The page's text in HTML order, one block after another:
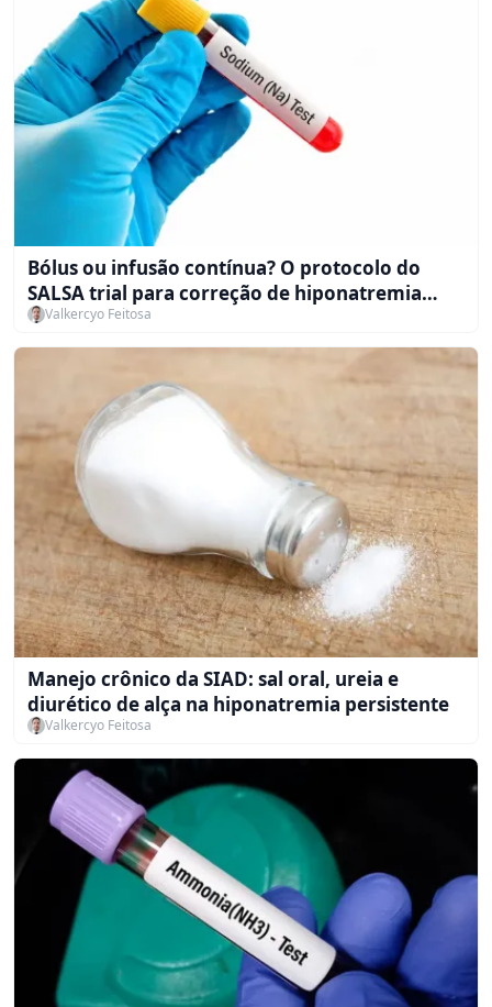
Bólus ou infusão contínua? O protocolo do
SALSA trial para correção de hiponatremia
sintomática
Valkercyo Feitosa
Manejo crônico da SIAD: sal oral, ureia e
diurético de alça na hiponatremia persistente
Valkercyo Feitosa